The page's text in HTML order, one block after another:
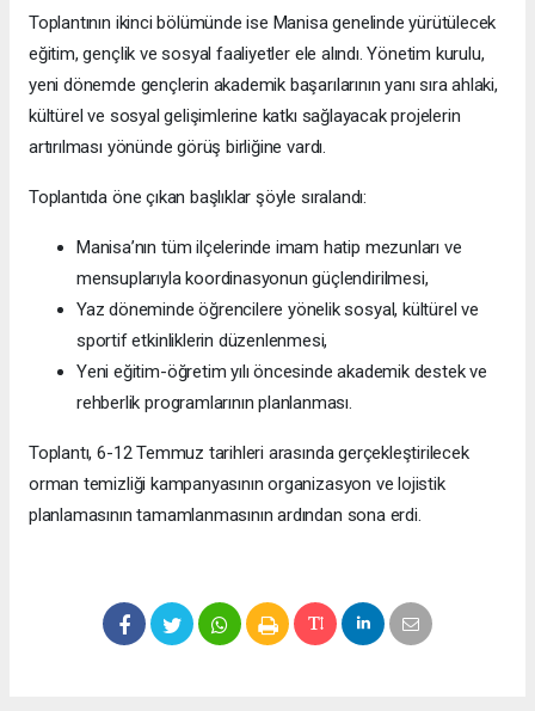
Toplantının ikinci bölümünde ise Manisa genelinde yürütülecek
eğitim, gençlik ve sosyal faaliyetler ele alındı. Yönetim kurulu,
yeni dönemde gençlerin akademik başarılarının yanı sıra ahlaki,
kültürel ve sosyal gelişimlerine katkı sağlayacak projelerin
artırılması yönünde görüş birliğine vardı.
Toplantıda öne çıkan başlıklar şöyle sıralandı:
Manisa’nın tüm ilçelerinde imam hatip mezunları ve
mensuplarıyla koordinasyonun güçlendirilmesi,
Yaz döneminde öğrencilere yönelik sosyal, kültürel ve
sportif etkinliklerin düzenlenmesi,
Yeni eğitim-öğretim yılı öncesinde akademik destek ve
rehberlik programlarının planlanması.
Toplantı, 6-12 Temmuz tarihleri arasında gerçekleştirilecek
orman temizliği kampanyasının organizasyon ve lojistik
planlamasının tamamlanmasının ardından sona erdi.